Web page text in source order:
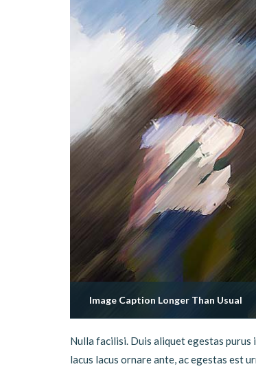
Image Caption Longer Than Usual
Nulla facilisi. Duis aliquet egestas
lacus lacus ornare ante, ac egestas est